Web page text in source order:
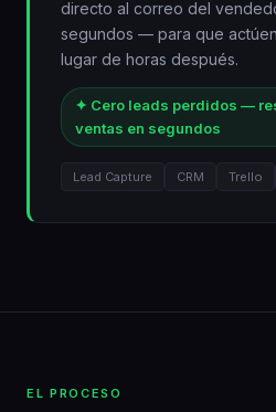
directo al correo del
segundos — para que
lugar de horas después.
✦ Cero leads perdidos —
ventas en segundos
Lead Capture CRM Trello
EL PROCESO